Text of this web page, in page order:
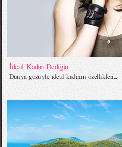
İdeal Kadın Dediğin
Dünya gözüyle ideal kadının özellikleri...